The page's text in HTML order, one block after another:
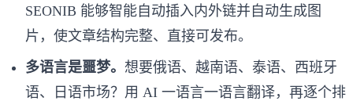
SEONIB 能够智能自动插入内外链并自动生成图
片，使文章结构完整、直接可发布。
多语言是噩梦。 想要俄语、越南语、泰语、西班牙
语、日语市场？用 AI 一语言一语言翻译，再逐个排